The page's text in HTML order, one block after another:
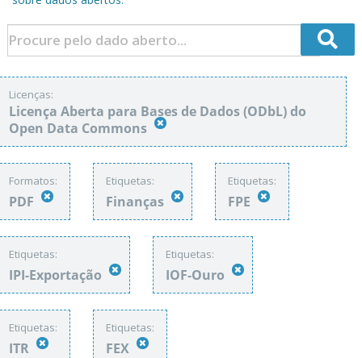
Licenças:
Licença Aberta para Bases de Dados (ODbL) do
Open Data Commons
Formatos:
PDF
Etiquetas:
Finanças
Etiquetas:
FPE
Etiquetas:
IPI-Exportação
Etiquetas:
IOF-Ouro
Etiquetas:
ITR
Etiquetas:
FEX